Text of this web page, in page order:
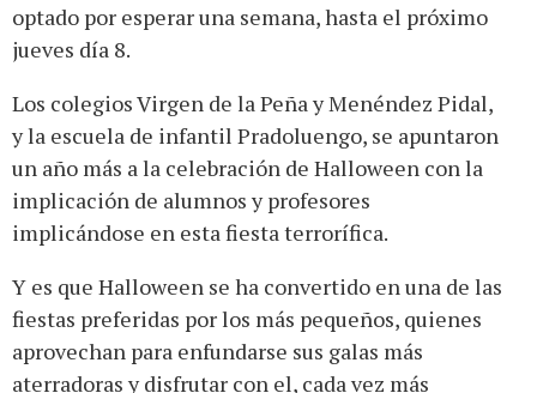
optado por esperar una semana, hasta el próximo
jueves día 8.
Los colegios Virgen de la Peña y Menéndez Pidal,
y la escuela de infantil Pradoluengo, se apuntaron
un año más a la celebración de Halloween con la
implicación de alumnos y profesores
implicándose en esta fiesta terrorífica.
Y es que Halloween se ha convertido en una de las
fiestas preferidas por los más pequeños, quienes
aprovechan para enfundarse sus galas más
aterradoras y disfrutar con el, cada vez más